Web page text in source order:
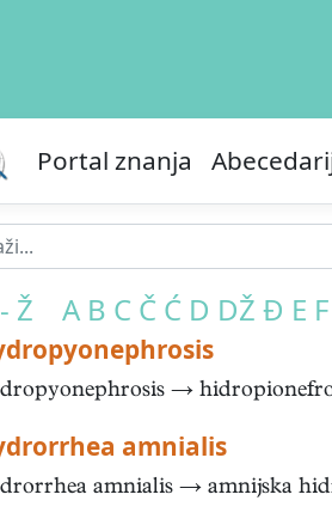
Portal znanja
Ž A B C Č Ć D DŽ Đ E F
→
amnialis
amnialis → amnijska